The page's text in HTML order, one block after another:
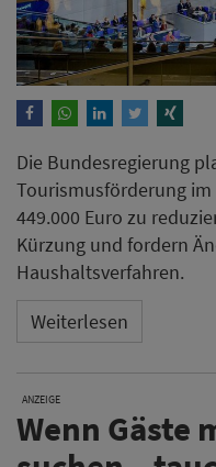
Die Bundesregierung
Tourismusförderung
449.000 Euro zu
Kürzung und fordern
Haushaltsverfahren.
Weiterlesen
ANZEIGE
Wenn Gäste